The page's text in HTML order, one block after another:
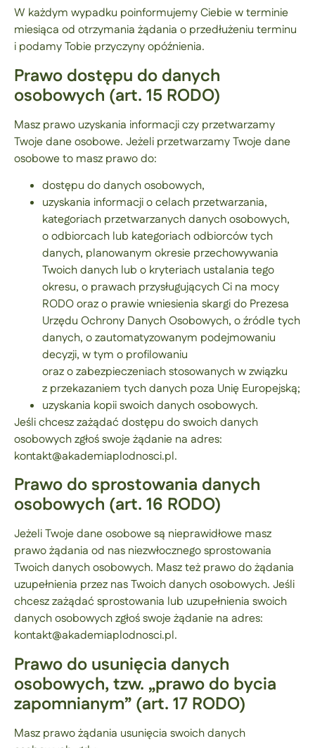
W każdym wypadku poinformujemy Ciebie w terminie
miesiąca od otrzymania żądania o przedłużeniu terminu
i podamy Tobie przyczyny opóźnienia.
Prawo dostępu do danych
osobowych (art. 15 RODO)
Masz prawo uzyskania informacji czy przetwarzamy
Twoje dane osobowe. Jeżeli przetwarzamy Twoje dane
osobowe to masz prawo do:
dostępu do danych osobowych,
uzyskania informacji o celach przetwarzania,
kategoriach przetwarzanych danych osobowych,
o odbiorcach lub kategoriach odbiorców tych
danych, planowanym okresie przechowywania
Twoich danych lub o kryteriach ustalania tego
okresu, o prawach przysługujących Ci na mocy
RODO oraz o prawie wniesienia skargi do Prezesa
Urzędu Ochrony Danych Osobowych, o źródle tych
danych, o zautomatyzowanym podejmowaniu
decyzji, w tym o profilowaniu
oraz o zabezpieczeniach stosowanych w związku
z przekazaniem tych danych poza Unię Europejską;
uzyskania kopii swoich danych osobowych.
Jeśli chcesz zażądać dostępu do swoich danych
osobowych zgłoś swoje żądanie na adres:
kontakt@akademiaplodnosci.pl.
Prawo do sprostowania danych
osobowych (art. 16 RODO)
Jeżeli Twoje dane osobowe są nieprawidłowe masz
prawo żądania od nas niezwłocznego sprostowania
Twoich danych osobowych. Masz też prawo do żądania
uzupełnienia przez nas Twoich danych osobowych. Jeśli
chcesz zażądać sprostowania lub uzupełnienia swoich
danych osobowych zgłoś swoje żądanie na adres:
kontakt@akademiaplodnosci.pl.
Prawo do usunięcia danych
osobowych, tzw. „prawo do bycia
zapomnianym” (art. 17 RODO)
Masz prawo żądania usunięcia swoich danych